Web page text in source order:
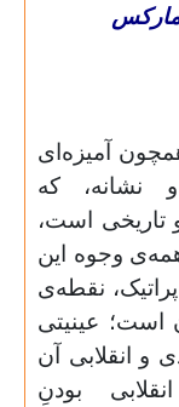
آمیزه‌ای
نشانه، که
است،
وجوه این
نقطه‌ی
است؛ عینیتی
و انقلابی آن
بودنِ